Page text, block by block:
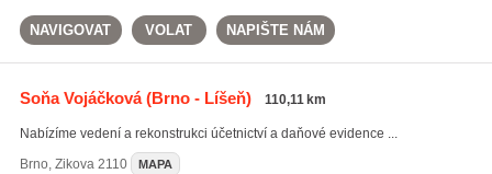
NAVIGOVAT VOLAT NAPIŠTE NÁM
Soňa Vojáčková(Brno - Líšeň) 110,11 km
Nabízíme vedení a rekonstrukci účetnictví a daňové evidence ...
Brno, Zikova 2110 MAPA